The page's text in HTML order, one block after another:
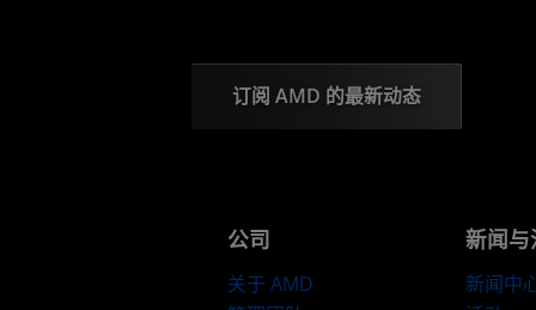
订阅 AMD 的最新动态
公司
关于 AMD
新闻
新闻中